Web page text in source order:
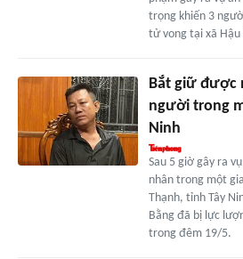
trọng khiến 3
tử vong tại xã Hậu
Bắt giữ được
người trong
Ninh
Sau 5 giờ gây ra
nhân trong một
Thạnh, tỉnh Tây
Bằng đã bị lực
trong đêm 19/5.